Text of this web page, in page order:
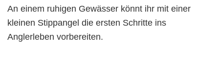
An einem ruhigen Gewässer könnt ihr mit einer
kleinen Stippangel die ersten Schritte ins
Anglerleben vorbereiten.